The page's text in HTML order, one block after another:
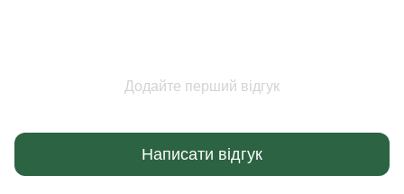
Додайте перший відгук
Написати відгук